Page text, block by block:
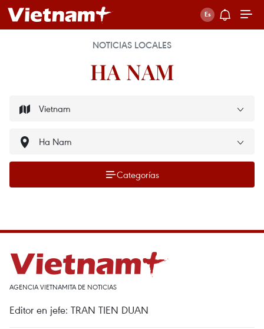
NOTICIAS LOCALES
HA NAM
Categorías
AGENCIA VIETNAMITA DE NOTICIAS
Editor en jefe: TRAN TIEN DUAN